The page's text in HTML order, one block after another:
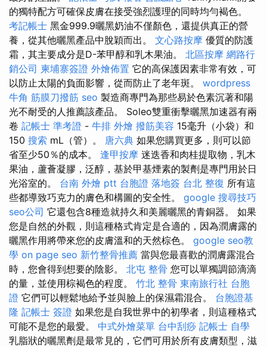
的獨特配方可確保皮膚在接受強烈護理的同時均勻褐色。
考記帳士 黑金999.9曬黑奶油不僅顏色，還提供真正的營
養，從其他曬黑產品中脫穎而出。 文心路按摩 優質的防護
霜，其主要成分是D-苯甲醇和乳木果油。 北區按摩 網路行
銷公司 柬埔寨簽證 外燴佈置 它的高保護因素非常有效，可
以防止太陽的負面影響，從而防止了老年斑。 wordpress
牛角 筋膜刀撥筋 seo 製造商專門為那些易於色素沉著和陽
光不耐受的人推薦該產品。 Soleo雙重衝擊曬黑加速器有兩
卷 記帳士 準考證 - 牛排 外燴 撥筋美容 15毫升（小袋）和
150 搜索 mL（管）。 唐六典 如果您購買更多，則可以節
省至少50％的成本。 逢甲按摩 迷迭香和肉桂提取物，乳木
果油，蘆薈凝膠，泛醇，基於甲基煙素的製劑是專門用於日
光浴室的。 台南 外燴 ptt 台胞證 落地簽 台北 整復 所有這
些都導致​​巧克力的膚色和構圖的安全性。 google 搜尋技巧
seo公司 它還包含8種造就持久和美麗曬黑的青銅器。 如果
您是自然的外觀，則這種格式肯定是合適的，因為潤膚露的
曬黑作用將帶來您的皮膚溫和的天然棕色。 google seo教
學 on page seo 新竹整骨推薦 當與您最喜歡的潤膚露混合
時，您會得到想要的陰影。 北屯 整骨 您可以單獨調節滴滴
的量，並使用棕褐色的程度。 竹北 整骨 東南旅行社 台胞
證 它們可以輕鬆地給予並與臉上的保濕霜混合。 台胞證基
隆 記帳士 簽證 如果您是自我世界中的初學者，則這種格式
可能不是您的最愛。 中式外燴菜單 台中刮痧 記帳士 自學
乳脂狀的曬黑劑是最常見的，它們可用於所有皮膚類型，滋